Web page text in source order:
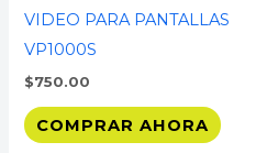
VIDEO PARA PANTALLAS
VP1000S
$750.00
COMPRAR AHORA